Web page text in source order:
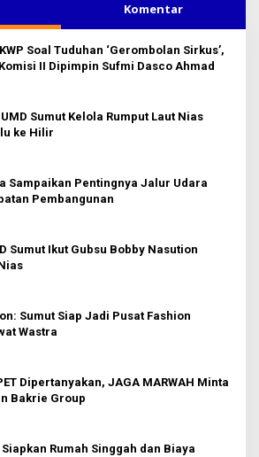
Komentar
Soal Tuduhan ‘Gerombolan Sirkus’,
II Dipimpin Sufmi Dasco Ahmad
Sumut Kelola Rumput Laut Nias
ke Hilir
Sampaikan Pentingnya Jalur Udara
Pembangunan
Sumut Ikut Gubsu Bobby Nasution
Sumut Siap Jadi Pusat Fashion
Wastra
Dipertanyakan, JAGA MARWAH Minta
Bakrie Group
Rumah Singgah dan Biaya